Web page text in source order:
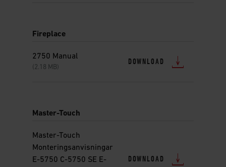
Fireplace
2750 Manual
(2.18 MB)
DOWNLOAD
Master-Touch
Master-Touch
Monteringsanvisningar
E-5750 C-5750 SE E-
DOWNLOAD